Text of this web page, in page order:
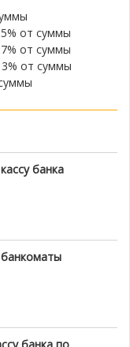
от суммы
от суммы
от суммы
банка
банкоматы